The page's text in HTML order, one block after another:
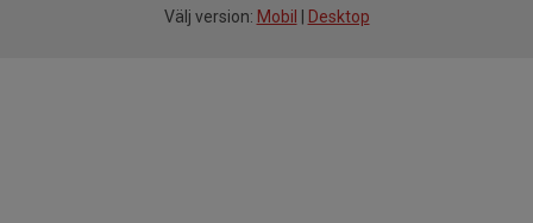
Välj version: Mobil Desktop